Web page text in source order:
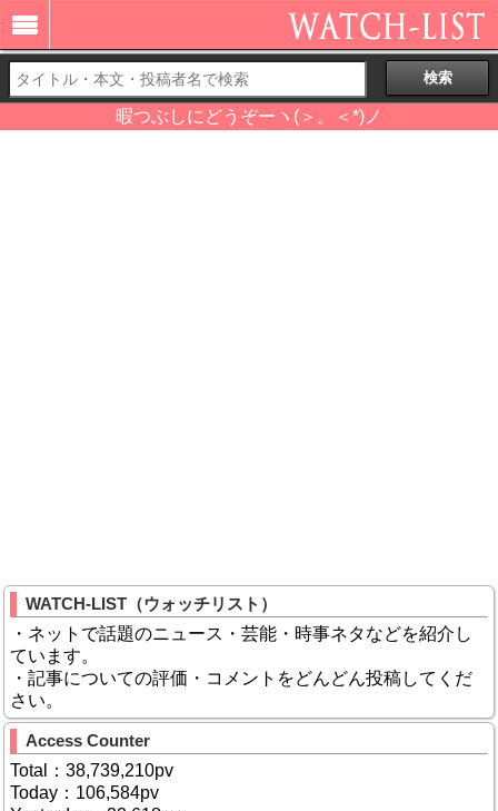
暇つぶしにどうぞーヽ(＞。＜*)ノ
WATCH-LIST（ウォッチリスト）
・ネットで話題のニュース・芸能・時事ネタなどを紹介し
ています。
・記事についての評価・コメントをどんどん投稿してくだ
さい。
Access Counter
Total：38,739,210pv
Today：106,584pv